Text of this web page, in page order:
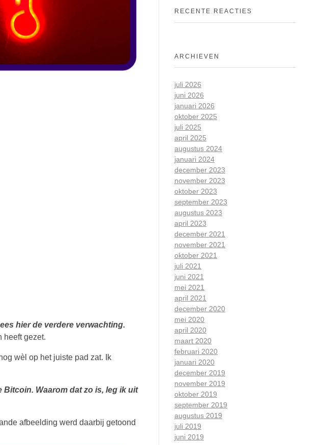
hier de verdere verwachting.
heeft gezet.
wèl op het juiste pad zat. Ik
Waarom dat zo is, leg ik uit
afbeelding werd daarbij getoond
RECENTE REACTIES
ARCHIEVEN
juli 2026
juni 2026
januari 2026
oktober 2025
juli 2025
april 2025
augustus 2024
januari 2024
december 2023
november 2023
oktober 2023
september 2023
augustus 2023
april 2023
december 2021
november 2021
oktober 2021
juli 2021
juni 2021
mei 2021
april 2021
december 2020
mei 2020
april 2020
maart 2020
februari 2020
januari 2020
december 2019
november 2019
oktober 2019
september 2019
augustus 2019
juli 2019
juni 2019